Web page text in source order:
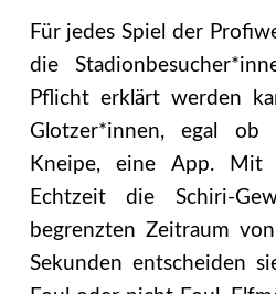
Für jedes Spiel der
die
Pflicht erklärt werden
Glotzer*innen, egal
Kneipe, eine App.
Echtzeit die Schiri-
begrenzten Zeitraum
Sekunden entscheiden